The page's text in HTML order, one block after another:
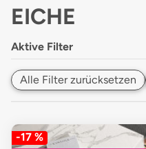
EICHE
Aktive Filter
Alle Filter zurücksetzen
-17 %